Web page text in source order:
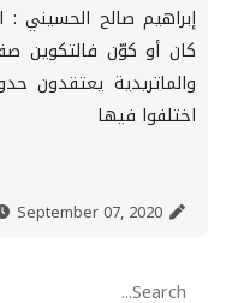
إبراهيم صالح الحسيني :
كان أو كوّن فالتكوين
والماتريدية يعتقدون
اختلفوا فيها
September 07, 2020